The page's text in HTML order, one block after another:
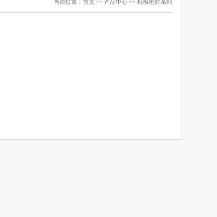
当前位置： 首页 >> 产品中心 >> 机械密封系列